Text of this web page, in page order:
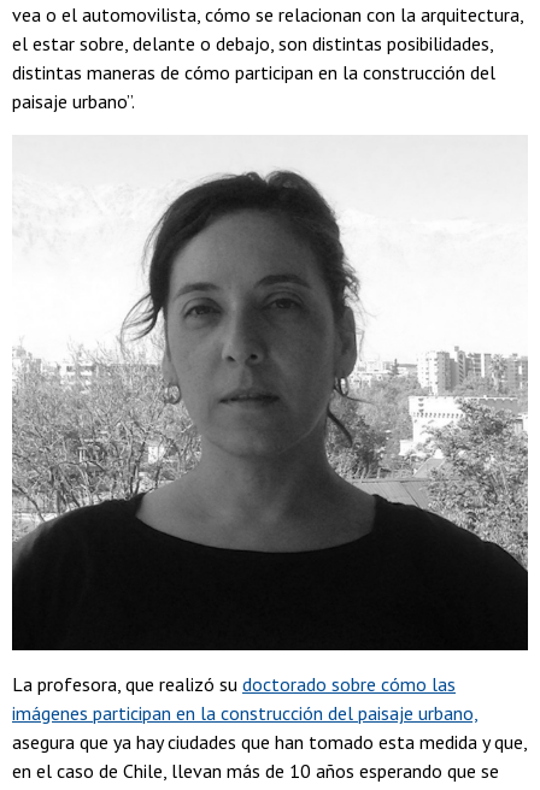
vea o el automovilista, cómo se relacionan con la arquitectura,
el estar sobre, delante o debajo, son distintas posibilidades,
distintas maneras de cómo participan en la construcción del
paisaje urbano”.
La profesora, que realizó su doctorado sobre cómo las
imágenes participan en la construcción del paisaje urbano,
asegura que ya hay ciudades que han tomado esta medida y que,
en el caso de Chile, llevan más de 10 años esperando que se